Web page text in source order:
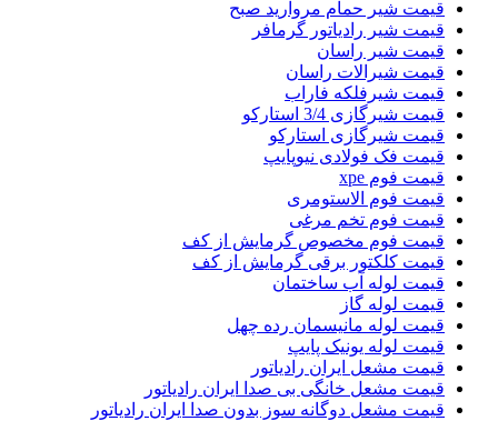
قیمت شیر حمام مروارید صبح
قیمت شیر رادیاتور گرمافر
قیمت شیر راسان
قیمت شیرالات راسان
قیمت شیرفلکه فاراب
قیمت شیرگازی 3/4 استارکو
قیمت شیرگازی استارکو
قیمت فک فولادی نیوپایپ
قیمت فوم xpe
قیمت فوم الاستومری
قیمت فوم تخم مرغی
قیمت فوم مخصوص گرمایش از کف
قیمت کلکتور برقی گرمایش از کف
قیمت لوله آب ساختمان
قیمت لوله گاز
قیمت لوله مانیسمان رده چهل
قیمت لوله یونیک پایپ
قیمت مشعل ایران رادیاتور
قیمت مشعل خانگی بی صدا ایران رادیاتور
قیمت مشعل دوگانه سوز بدون صدا ایران رادیاتور